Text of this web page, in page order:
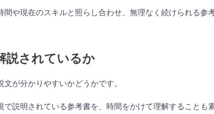
間や現在のスキルと照らし合わせ、無理なく続けられる参
説されているか
が分かりやすいかどうかです。
で説明されている参考書を、時間をかけて理解することも